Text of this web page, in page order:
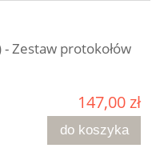
- Zestaw protokołów
147,00 zł
do koszyka